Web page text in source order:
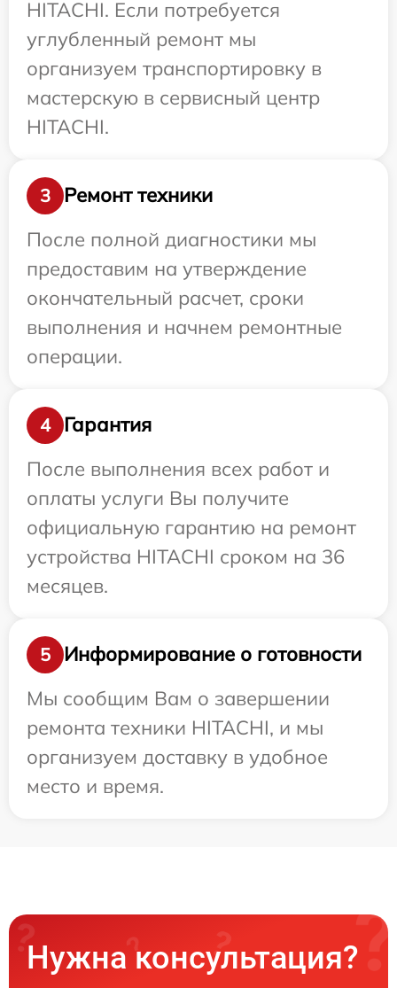
HITACHI. Если потребуется
углубленный ремонт мы
организуем транспортировку в
мастерскую в сервисный центр
HITACHI.
3
Ремонт техники
После полной диагностики мы
предоставим на утверждение
окончательный расчет, сроки
выполнения и начнем ремонтные
операции.
4
Гарантия
После выполнения всех работ и
оплаты услуги Вы получите
официальную гарантию на ремонт
устройства HITACHI сроком на 36
месяцев.
5
Информирование о готовности
Мы сообщим Вам о завершении
ремонта техники HITACHI, и мы
организуем доставку в удобное
место и время.
Нужна консультация?